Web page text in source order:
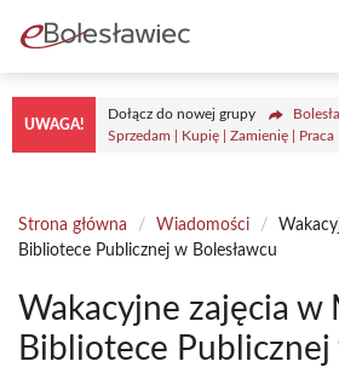
treści
UWAGA!
Dołącz do nowej grupy
Sprzedam | Kupię | Zamienię | Praca
Strona główna / Wiadomości /
Bibliotece Publicznej w Bolesławcu
Wakacyjne zajęcia w
Bibliotece Publicznej